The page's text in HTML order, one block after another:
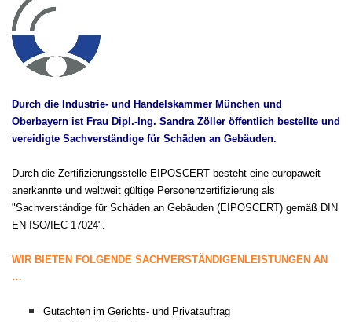
Durch die Industrie- und Handelskammer München und
Oberbayern ist Frau Dipl.-Ing. Sandra Zöller öffentlich bestellte und
vereidigte Sachverständige für Schäden an Gebäuden.
Durch die Zertifizierungsstelle EIPOSCERT besteht eine europaweit
anerkannte und weltweit gültige Personenzertifizierung als
"Sachverständige für Schäden an Gebäuden (EIPOSCERT) gemäß DIN
EN ISO/IEC 17024".
WIR BIETEN FOLGENDE SACHVERSTÄNDIGENLEISTUNGEN AN
…
Gutachten im Gerichts- und Privatauftrag